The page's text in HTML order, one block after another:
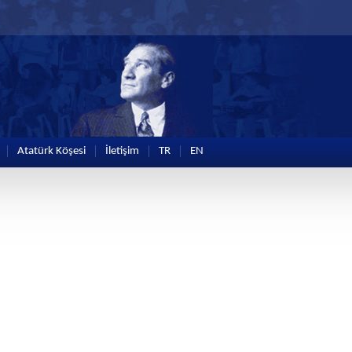
Atatürk Köşesi İletişim TR EN